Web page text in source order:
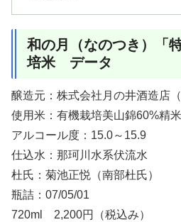
和の月（なのつき）「
培米 データ
醸造元：株式会社月の井酒造店
使用米：有機栽培美山錦60%精米
アルコール度：15.0～15.9
仕込水：那珂川水系伏流水
杜氏：菊池正悦（南部杜氏）
瓶詰：07/05/01
720ml 2,200円（税込み）